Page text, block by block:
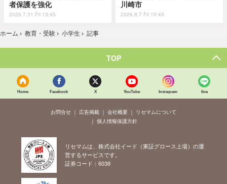
者保護を強化
2026.7.31 Fri 13:45
川崎市
2026.8.7 Fri 10:45
ホーム › 教育・受験 › 小学生 › 記事
TOP
Home Facebook X YouTube Instagram line
お問合せ 広告掲載 会社概要
リセマムについて
個人情報保護方針
リセマムは、株式会社イード（東証グロース上場）の運
営するサービスです。
証券コード：6038